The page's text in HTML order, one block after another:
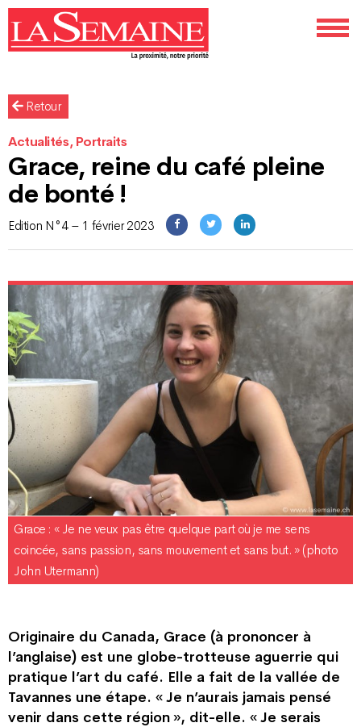
Retour
Actualités, Portraits
Grace, reine du café pleine
de bonté !
Edition N°4 – 1 février 2023
Grace : « Je ne veux pas être quelque part où je me sens
coincée, sans passion, sans mouvement et sans but. » (photo
John Utermann)
Originaire du Canada, Grace (à prononcer à
l’anglaise) est une globe-trotteuse aguerrie qui
pratique l’art du café. Elle a fait de la vallée de
Tavannes une étape. « Je n’aurais jamais pensé
venir dans cette région », dit-elle. « Je serais